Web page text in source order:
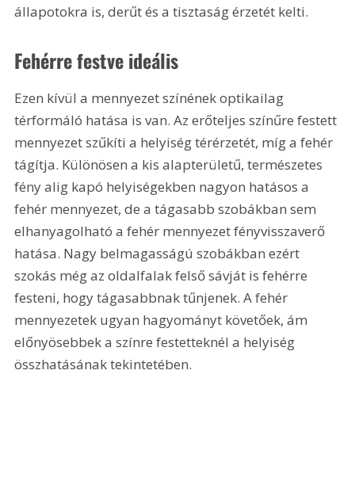
állapotokra is, derűt és a tisztaság érzetét kelti.
Fehérre festve ideális
Ezen kívül a mennyezet színének optikailag
térformáló hatása is van. Az erőteljes színűre festett
mennyezet szűkíti a helyiség térérzetét, míg a fehér
tágítja. Különösen a kis alapterületű, természetes
fény alig kapó helyiségekben nagyon hatásos a
fehér mennyezet, de a tágasabb szobákban sem
elhanyagolható a fehér mennyezet fényvisszaverő
hatása. Nagy belmagasságú szobákban ezért
szokás még az oldalfalak felső sávját is fehérre
festeni, hogy tágasabbnak tűnjenek. A fehér
mennyezetek ugyan hagyományt követőek, ám
előnyösebbek a színre festetteknél a helyiség
összhatásának tekintetében.